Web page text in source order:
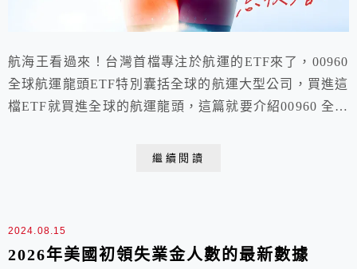
航海王看過來！台灣首檔專注於航運的ETF來了，00960
全球航運龍頭ETF特別囊括全球的航運大型公司，買進這
檔ETF就買進全球的航運龍頭，這篇就要介紹00960 全球
繼續閱讀
2024.08.15
2026年美國初領失業金人數的最新數據